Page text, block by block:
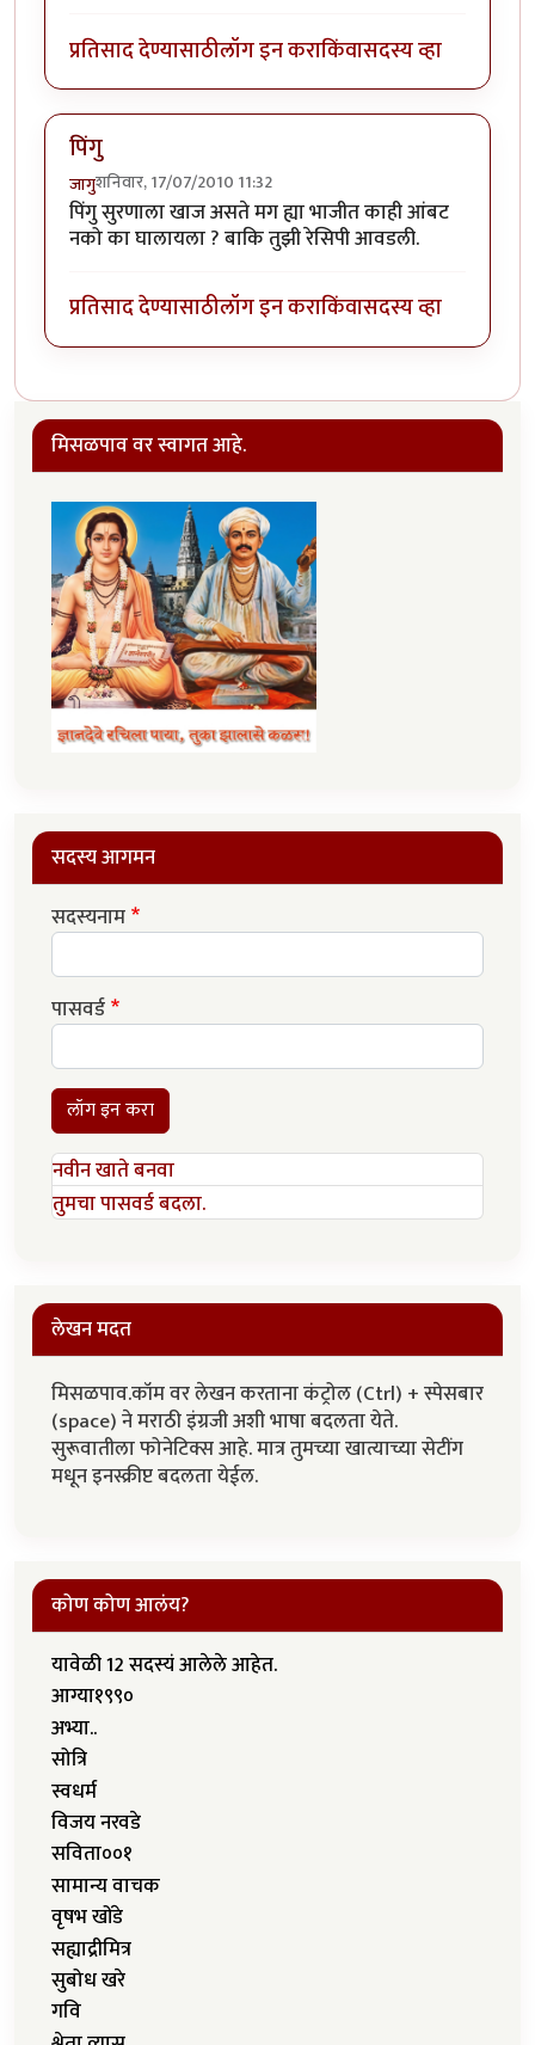
प्रतिसाद देण्यासाठीलॉग इन कराकिंवासदस्य व्हा
पिंगु
जागुशनिवार, 17/07/2010 11:32
पिंगु सुरणाला खाज असते मग ह्या भाजीत काही आंबट
नको का घालायला ? बाकि तुझी रेसिपी आवडली.
प्रतिसाद देण्यासाठीलॉग इन कराकिंवासदस्य व्हा
मिसळपाव वर स्वागत आहे.
सदस्य आगमन
सदस्यनाम
पासवर्ड
लॉग इन करा
नवीन खाते बनवा
तुमचा पासवर्ड बदला.
लेखन मदत
मिसळपाव.कॉम वर लेखन करताना कंट्रोल (Ctrl) + स्पेसबार
(space) ने मराठी इंग्रजी अशी भाषा बदलता येते.
सुरूवातीला फोनेटिक्स आहे. मात्र तुमच्या खात्याच्या सेटींग
मधून इनस्क्रीप्ट बदलता येईल.
कोण कोण आलंय?
यावेळी 12 सदस्यं आलेले आहेत.
आग्या१९९०
अभ्या..
सोत्रि
स्वधर्म
विजय नरवडे
सविता००१
सामान्य वाचक
वृषभ खोंडे
सह्याद्रीमित्र
सुबोध खरे
गवि